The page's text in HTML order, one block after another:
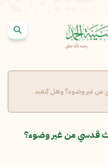
غير وضوء؟ وهل يُتعبد
قدسي من غير وضوء؟
مشكلة